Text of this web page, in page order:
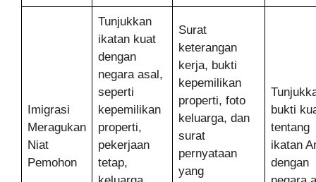
Imigrasi
Meragukan
Niat
Pemohon
Tunjukkan
ikatan kuat
dengan
negara asal,
seperti
kepemilikan
properti,
pekerjaan
tetap,
Surat
keterangan
kerja, bukti
kepemilikan
properti, foto
keluarga, dan
surat
pernyataan
yang
bukti
tentang
ikatan
dengan